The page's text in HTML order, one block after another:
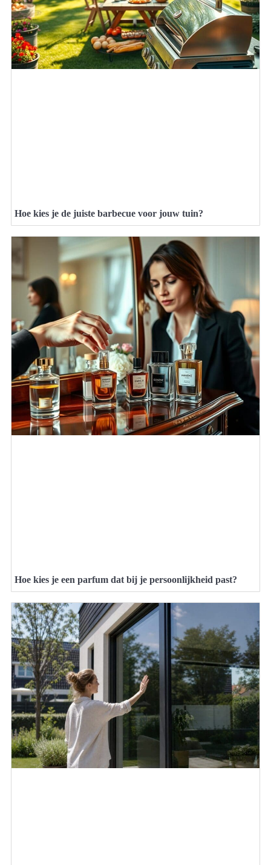
Hoe kies je de juiste barbecue voor jouw tuin?
Hoe kies je een parfum dat bij je persoonlijkheid past?